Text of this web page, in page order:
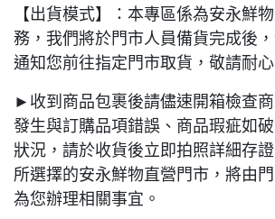
【出貨模式】：本專區係為安永鮮
務，我們將於門市人員備貨完成後
通知您前往指定門市取貨，敬請耐心
►收到商品包裹後請儘速開箱檢查
發生與訂購品項錯誤、商品瑕疵如
狀況，請於收貨後立即拍照詳細存
所選擇的安永鮮物直營門市，將由
為您辦理相關事宜。